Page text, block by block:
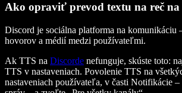
Ako opraviť prevod textu na reč na
Discord je sociálna platforma na komunikáciu
hovorov a médií medzi používateľmi.
Ak TTS na Discorde nefunguje, skúste toto:
TTS v nastaveniach. Povolenie TTS na
nastaveniach používateľa, v časti Notifikácie –